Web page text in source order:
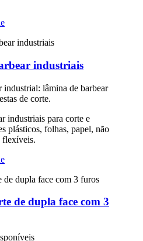
industriais
industrial: lâmina de barbear
de corte.
industriais para corte e
plásticos, folhas, papel, não
flexíveis.
de dupla face com 3